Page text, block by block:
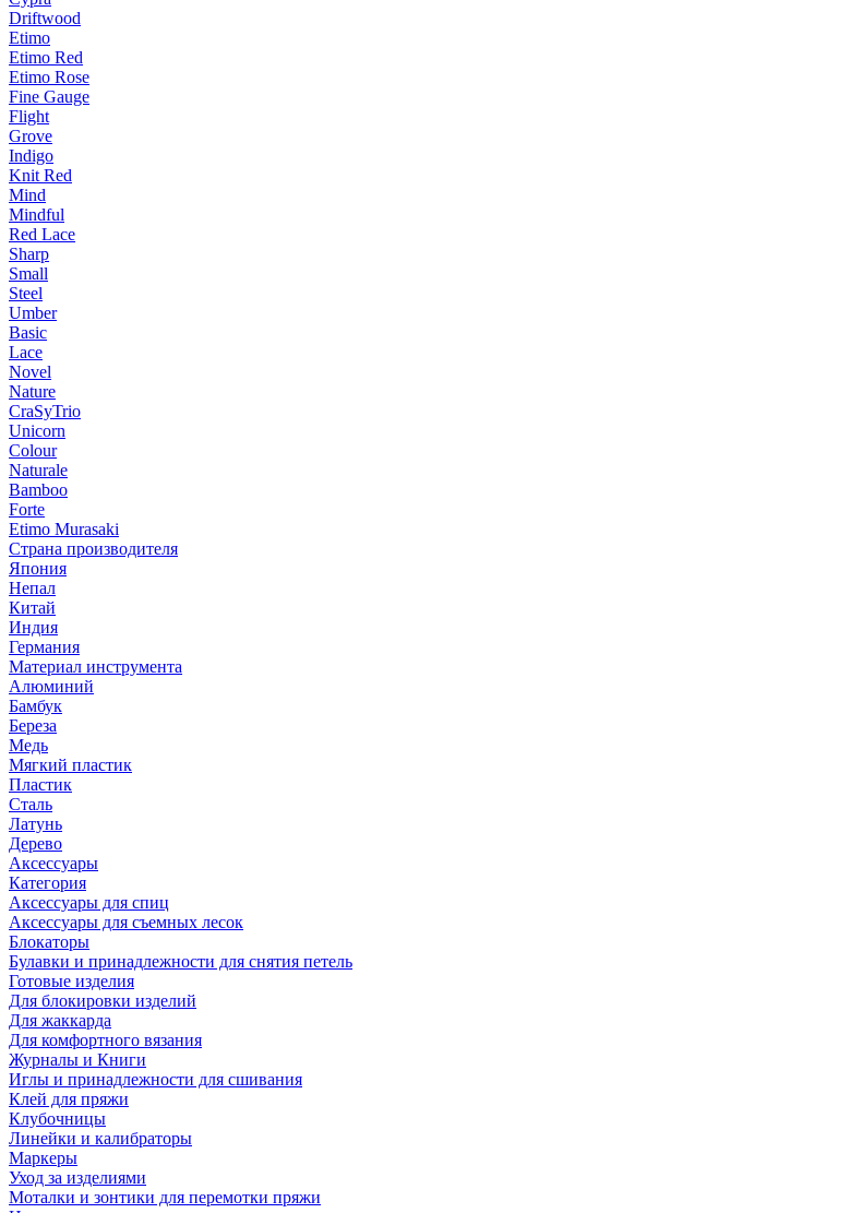
Driftwood
Etimo
Etimo Red
Etimo Rose
Fine Gauge
Flight
Grove
Indigo
Knit Red
Mind
Mindful
Red Lace
Sharp
Small
Steel
Umber
Basic
Lace
Novel
Nature
CraSyTrio
Unicorn
Colour
Naturale
Bamboo
Forte
Etimo Murasaki
Страна производителя
Япония
Непал
Китай
Индия
Германия
Материал инструмента
Алюминий
Бамбук
Береза
Медь
Мягкий пластик
Пластик
Сталь
Латунь
Дерево
Аксессуары
Категория
Аксессуары для спиц
Аксессуары для съемных лесок
Блокаторы
Булавки и принадлежности для снятия петель
Готовые изделия
Для блокировки изделий
Для жаккарда
Для комфортного вязания
Журналы и Книги
Иглы и принадлежности для сшивания
Клей для пряжи
Клубочницы
Линейки и калибраторы
Маркеры
Уход за изделиями
Моталки и зонтики для перемотки пряжи